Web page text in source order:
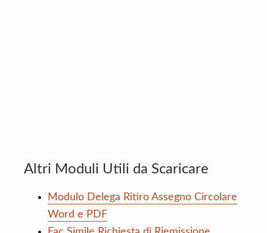
Altri Moduli Utili da Scaricare
Modulo Delega Ritiro Assegno Circolare
Word e PDF